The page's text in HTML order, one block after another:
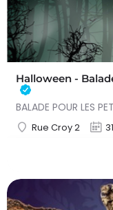
Halloween -
Rue Croy 2